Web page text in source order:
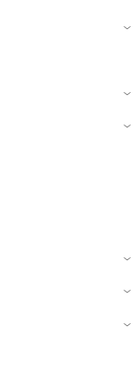
›
›
›
›
›
›